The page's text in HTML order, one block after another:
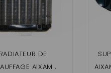
RADIATEUR DE
AIXAM ,